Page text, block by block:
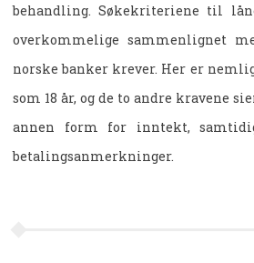
behandling. Søkekriteriene til
overkommelige sammenlignet
norske banker krever. Her er
som 18 år, og de to andre kravene
annen form for inntekt,
betalingsanmerkninger.